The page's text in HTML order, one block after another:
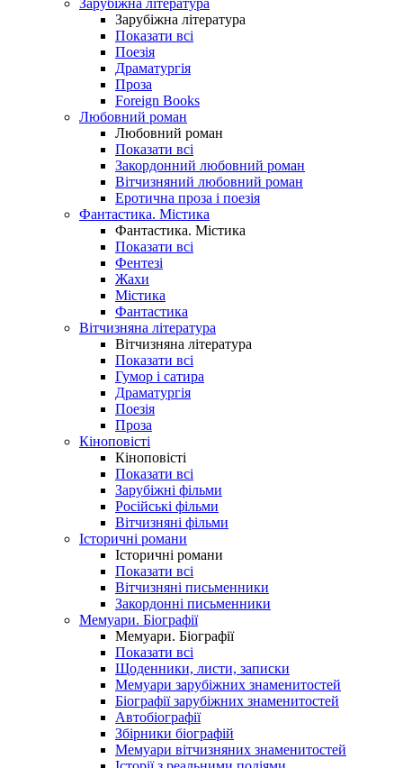
Зарубіжна література
Зарубіжна література
Показати всі
Поезія
Драматургія
Проза
Foreign Books
Любовний роман
Любовний роман
Показати всі
Закордонний любовний роман
Вітчизняний любовний роман
Еротична проза і поезія
Фантастика. Містика
Фантастика. Містика
Показати всі
Фентезі
Жахи
Містика
Фантастика
Вітчизняна література
Вітчизняна література
Показати всі
Гумор і сатира
Драматургія
Поезія
Проза
Кіноповісті
Кіноповісті
Показати всі
Зарубіжні фільми
Російські фільми
Вітчизняні фільми
Історичні романи
Історичні романи
Показати всі
Вітчизняні письменники
Закордонні письменники
Мемуари. Біографії
Мемуари. Біографії
Показати всі
Щоденники, листи, записки
Мемуари зарубіжних знаменитостей
Біографії зарубіжних знаменитостей
Автобіографії
Збірники біографій
Мемуари вітчизняних знаменитостей